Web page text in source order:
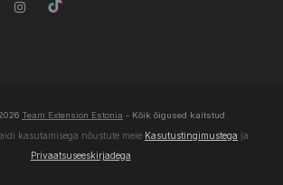
Team Extension Estonia - Kõik õigused kaitstud
kasutamisega nõustute meie Kasutustingimustega ja
Privaatsuseeskirjadega